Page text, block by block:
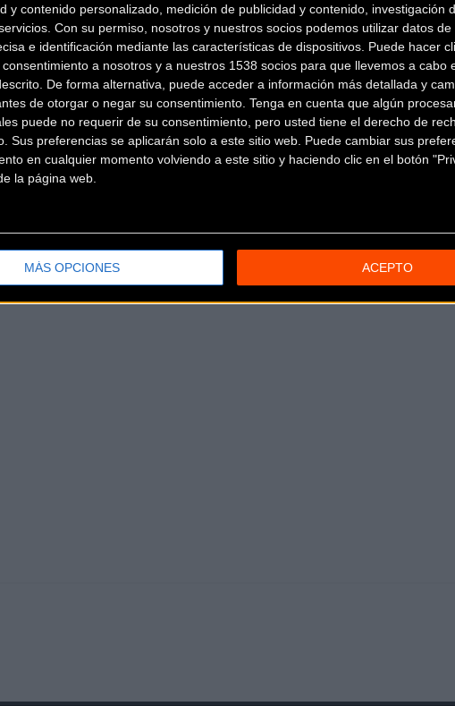
y contenido personalizado, medición de publicidad y contenido, investigación
Con su permiso, nosotros y nuestros socios podemos utilizar datos de
e identificación mediante las características de dispositivos. Puede hacer
a nosotros y a nuestros 1538 socios para que llevemos a cabo
De forma alternativa, puede acceder a información más detallada y
de otorgar o negar su consentimiento. Tenga en cuenta que algún
puede no requerir de su consentimiento, pero usted tiene el derecho de
Sus preferencias se aplicarán solo a este sitio web. Puede cambiar sus
en cualquier momento volviendo a este sitio y haciendo clic en el botón
la página web.
MÁS OPCIONES ACEPTO